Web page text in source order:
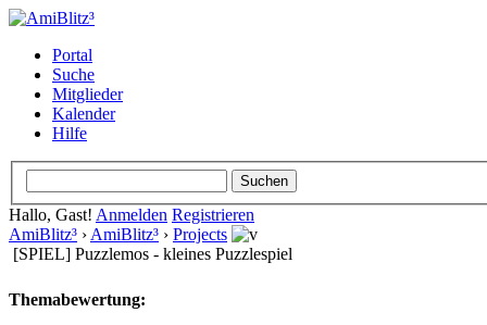
Portal
Suche
Mitglieder
Kalender
Hilfe
Hallo, Gast! Anmelden Registrieren
AmiBlitz³ › AmiBlitz³ › Projects
[SPIEL] Puzzlemos - kleines Puzzlespiel
Themabewertung: